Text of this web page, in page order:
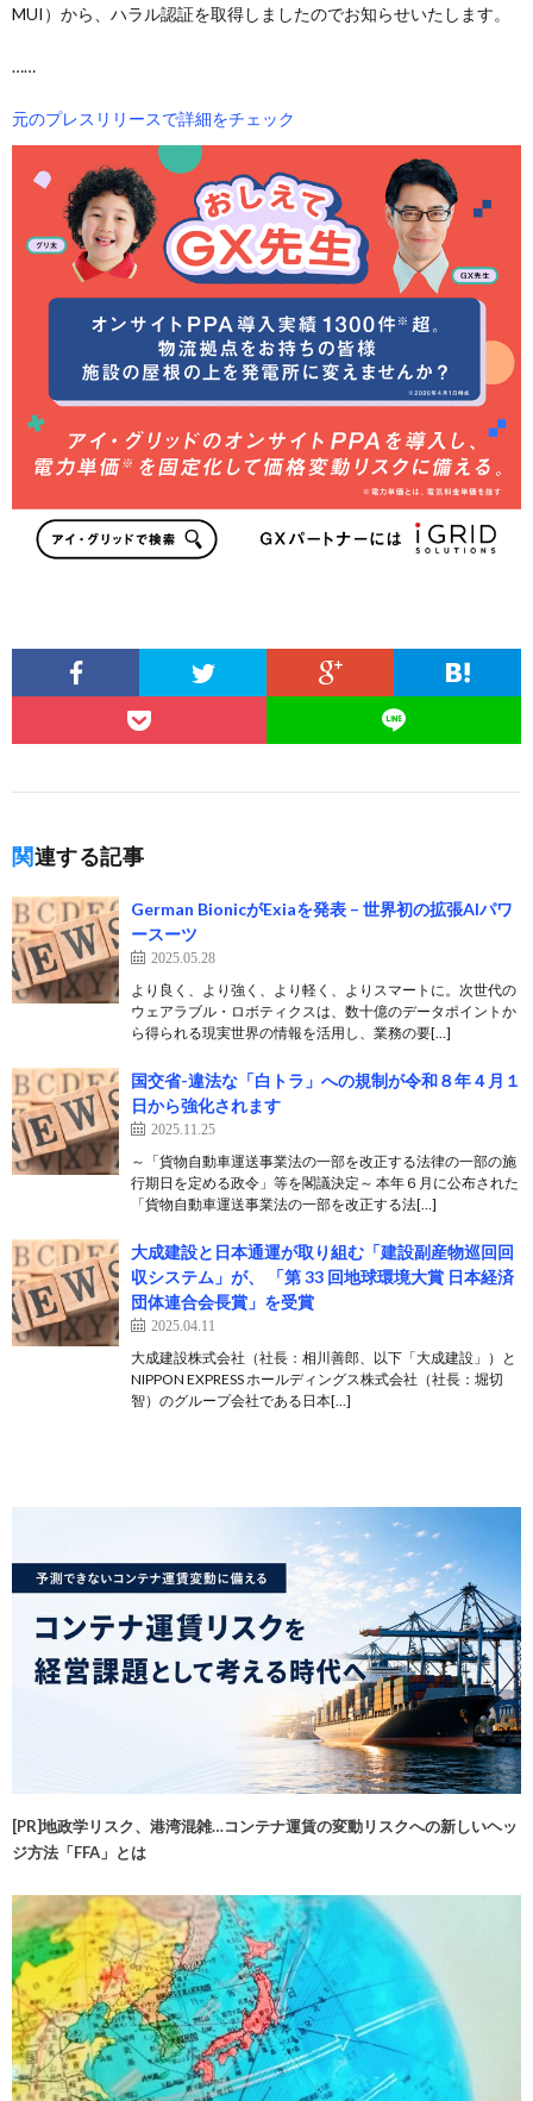
MUI）から、ハラル認証を取得しましたのでお知らせいたします。
……
元のプレスリリースで詳細をチェック
関連する記事
German BionicがExiaを発表 – 世界初の拡張AIパワ
ースーツ
2025.05.28
より良く、より強く、より軽く、よりスマートに。次世代の
ウェアラブル・ロボティクスは、数十億のデータポイントか
ら得られる現実世界の情報を活用し、業務の要[…]
国交省-違法な「白トラ」への規制が令和８年４月１
日から強化されます
2025.11.25
～「貨物自動車運送事業法の一部を改正する法律の一部の施
行期日を定める政令」等を閣議決定～ 本年６月に公布された
「貨物自動車運送事業法の一部を改正する法[…]
大成建設と日本通運が取り組む「建設副産物巡回回
収システム」が、 「第 33 回地球環境大賞 日本経済
団体連合会長賞」を受賞
2025.04.11
大成建設株式会社（社長：相川善郎、以下「大成建設」）と
NIPPON EXPRESS ホールディングス株式会社（社長：堀切
智）のグループ会社である日本[…]
[PR]地政学リスク、港湾混雑…コンテナ運賃の変動リスクへの新しいヘッ
ジ方法「FFA」とは